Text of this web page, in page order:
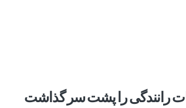
رانندگی را پشت سر گذاشت